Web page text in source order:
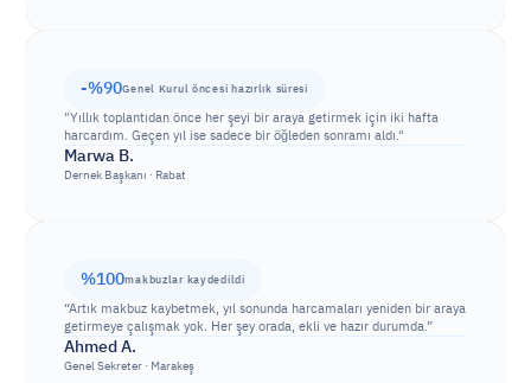
-%90Genel Kurul öncesi hazırlık süresi
"Yıllık toplantıdan önce her şeyi bir araya getirmek için iki hafta
harcardım. Geçen yıl ise sadece bir öğleden sonramı aldı."
Marwa B.
Dernek Başkanı · Rabat
%100makbuzlar kaydedildi
“Artık makbuz kaybetmek, yıl sonunda harcamaları yeniden bir araya
getirmeye çalışmak yok. Her şey orada, ekli ve hazır durumda.”
Ahmed A.
Genel Sekreter · Marakeş